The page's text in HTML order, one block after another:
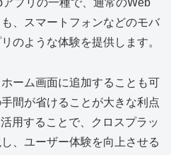
プリの一種で、通常のWeb
、スマートフォンなどのモバ
のような体験を提供します。
ーム画面に追加することも可
間が省けることが大きな利点
用することで、クロスプラッ
、ユーザー体験を向上させる